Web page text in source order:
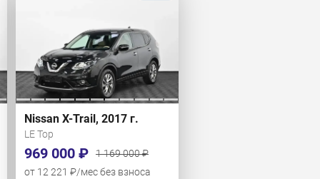
Nissan X-Trail, 2017 г.
LE Top
969 000 ₽
1 169 000 ₽
от 12 221 ₽/мес без взноса